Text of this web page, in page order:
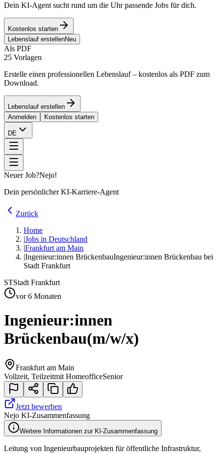
Dein KI-Agent sucht rund um die Uhr passende Jobs für dich.
Kostenlos starten
Lebenslauf erstellenNeu
Als PDF
25 Vorlagen
Erstelle einen professionellen Lebenslauf – kostenlos als PDF zum
Download.
Lebenslauf erstellen
Anmelden
Kostenlos starten
DE
Neuer Job?Nejo!
Dein persönlicher KI-Karriere-Agent
Zurück
Home
|Jobs in Deutschland
|Frankfurt am Main
|Ingenieur:innen BrückenbauIngenieur:innen Brückenbau bei
Stadt Frankfurt
STStadt Frankfurt
vor 6 Monaten
Ingenieur:innen
Brückenbau(m/w/x)
Frankfurt am Main
Vollzeit, Teilzeitmit HomeofficeSenior
Jetzt bewerben
Nejo KI-Zusammenfassung
Weitere Informationen zur KI-Zusammenfassung
Leitung von Ingenieurbauprojekten für öffentliche Infrastruktur,